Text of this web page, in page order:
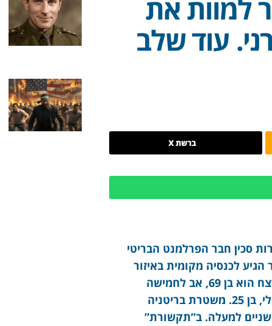
למוות את
עוד שלב
ברשת X
סכין חבר הפרלמנט הבריטי
לכנסיה מקומית באיזור
הבחירה שלו, אסקס, למיפגש שפורסם מראש, עם בוחרים. הנרצח הוא בן 69, אב לחמישה
ילדים, ונודע במאבק למען בעלי החיים. הרוצח הוא ממוצא סומלי, בן 25. משטרת בריטניה
למעלה. ב”תקשורת”